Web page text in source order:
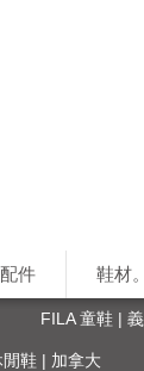
件 鞋材
FILA 童鞋 |
鞋 | 加拿大